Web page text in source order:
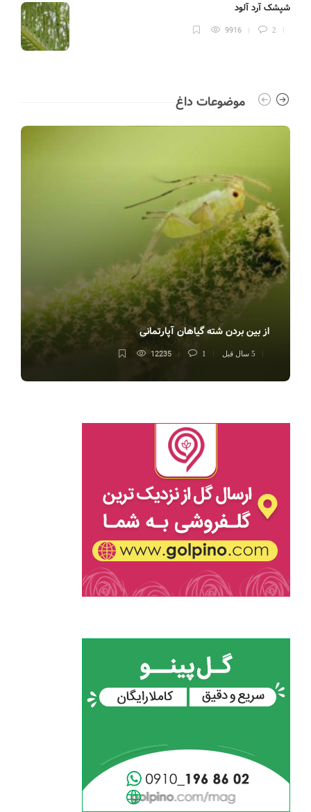
شپشک آرد آلود
2
9916
موضوعات داغ
از بین بردن شته گیاهان آپارتمانی
5 سال قبل 1
12235